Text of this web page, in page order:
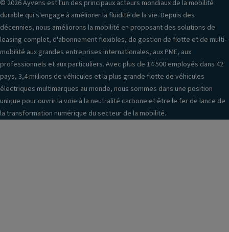
© 2026 Ayvens est l'un des principaux acteurs mondiaux de la mobilité
durable qui s'engage à améliorer la fluidité de la vie. Depuis des
décennies, nous améliorons la mobilité en proposant des solutions de
leasing complet, d'abonnement flexibles, de gestion de flotte et de multi-
mobilité aux grandes entreprises internationales, aux PME, aux
professionnels et aux particuliers. Avec plus de 14 500 employés dans 42
pays, 3,4 millions de véhicules et la plus grande flotte de véhicules
électriques multimarques au monde, nous sommes dans une position
unique pour ouvrir la voie à la neutralité carbone et être le fer de lance de
la transformation numérique du secteur de la mobilité.